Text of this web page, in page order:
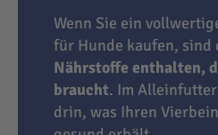
Wenn Sie ein
für Hunde kaufen, sind
Nährstoffe enthalten,
braucht. Im
drin, was Ihren